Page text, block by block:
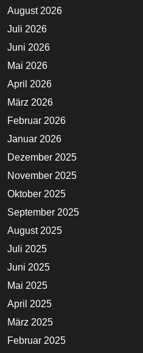
August 2026
Juli 2026
Juni 2026
Mai 2026
April 2026
März 2026
Februar 2026
Januar 2026
Dezember 2025
November 2025
Oktober 2025
September 2025
August 2025
Juli 2025
Juni 2025
Mai 2025
April 2025
März 2025
Februar 2025